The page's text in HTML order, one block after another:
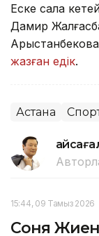
Еске сала
Дамир
жазған едік.
Астана
15:44, 09 Тамыз 2026
Соня